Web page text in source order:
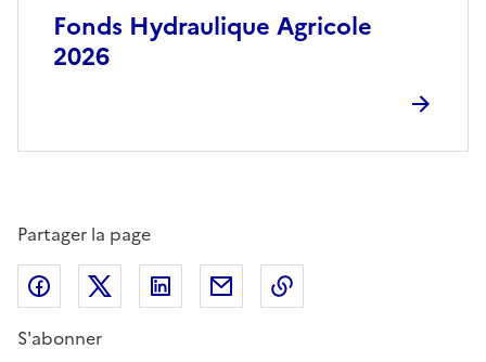
Fonds Hydraulique Agricole
2026
Partager la page
Partager sur Facebook
Partager sur X (anciennement Twitter)
Partager sur LinkedIn
Partager par email
S'abonner